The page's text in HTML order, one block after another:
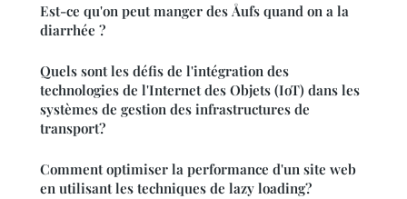
Est-ce qu'on peut manger des Åufs quand on a la
diarrhée ?
Quels sont les défis de l'intégration des
technologies de l'Internet des Objets (IoT) dans les
systèmes de gestion des infrastructures de
transport?
Comment optimiser la performance d'un site web
en utilisant les techniques de lazy loading?